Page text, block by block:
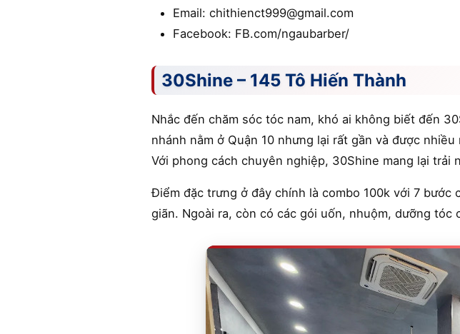
Email: chithienct999@gmail.com
Facebook: FB.com/ngaubarber/
30Shine – 145 Tô Hiến Thành
Nhắc đến chăm sóc tóc nam, khó ai không biết đến
nhánh nằm ở Quận 10 nhưng lại rất gần và được
Với phong cách chuyên nghiệp, 30Shine mang lại trải
Điểm đặc trưng ở đây chính là combo 100k với 7 bước
giãn. Ngoài ra, còn có các gói uốn, nhuộm, dưỡng tóc